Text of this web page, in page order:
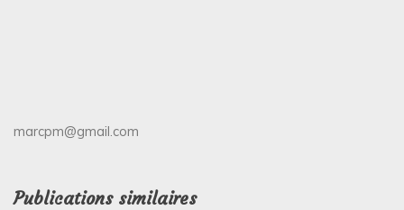
marcpm@gmail.com
Publications similaires